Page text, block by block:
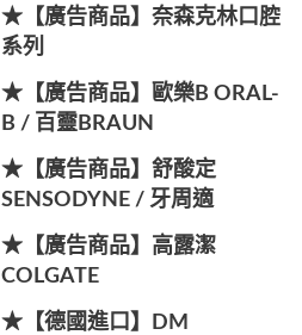
★【廣告商品】奈森克林口腔
系列
★【廣告商品】歐樂B ORAL-
B / 百靈BRAUN
★【廣告商品】舒酸定
SENSODYNE / 牙周適
★【廣告商品】高露潔
COLGATE
★【德國進口】DM